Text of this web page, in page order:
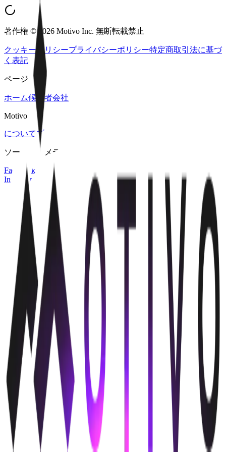
著作権 © 2026 Motivo Inc. 無断転載禁止
クッキーポリシープライバシーポリシー特定商取引法に基づ
く表記
ページ
ホーム候補者会社
Motivo
についてブログ
ソーシャルメディア
Facebook
Instagram